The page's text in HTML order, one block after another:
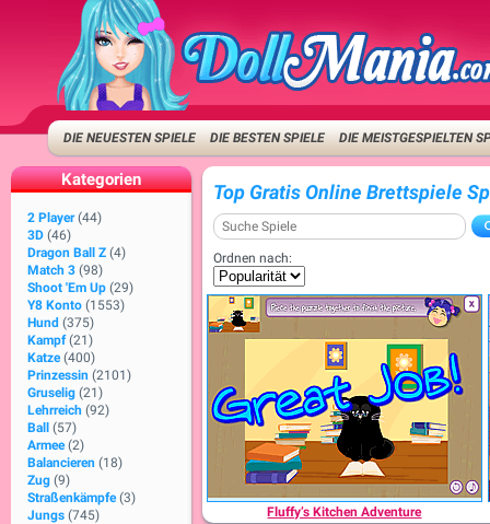
DIE NEUESTEN SPIELE DIE BESTEN SPIELE DIE MEISTGESPIELTEN
Kategorien
2 Player (44)
3D (46)
Dragon Ball Z (4)
Match 3 (98)
Shoot 'Em Up (29)
Y8 Konto (1553)
Hund (375)
Kampf (21)
Katze (400)
Prinzessin (2101)
Gruselig (21)
Lehrreich (92)
Ball
(57)
Armee (2)
Balancieren (18)
Zug (9)
Straßenkämpfe (3)
Jungs (745)
Top Gratis Online Brettspiele
Ordnen nach:
Fluffy’s Kitchen Adventure